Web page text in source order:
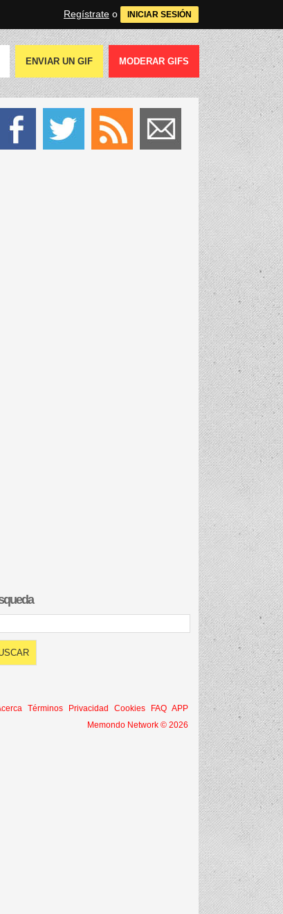
Regístrate o INICIAR SESIÓN
ENVIAR UN GIF MODERAR GIFS
Términos Privacidad Cookies FAQ APP
Memondo Network © 2026